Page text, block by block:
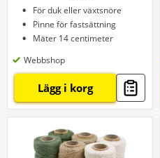
För duk eller växtsnöre
Pinne för fastsättning
Mäter 14 centimeter
Webbshop
Lägg i korg